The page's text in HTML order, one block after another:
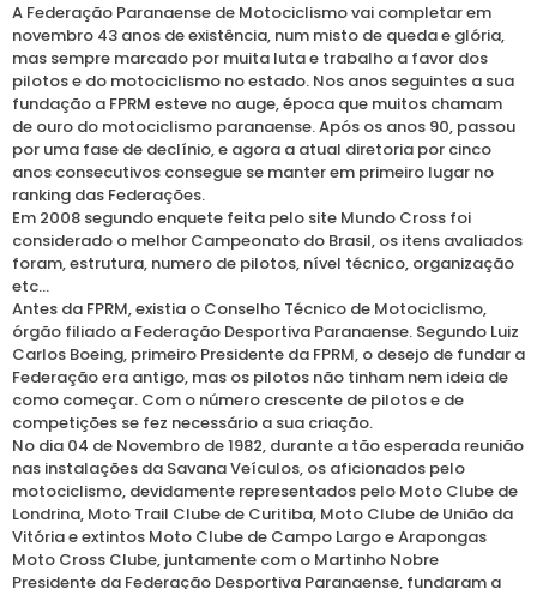
A Federação Paranaense de Motociclismo vai completar em
novembro 43 anos de existência, num misto de queda e glória,
mas sempre marcado por muita luta e trabalho a favor dos
pilotos e do motociclismo no estado. Nos anos seguintes a sua
fundação a FPRM esteve no auge, época que muitos chamam
de ouro do motociclismo paranaense. Após os anos 90, passou
por uma fase de declínio, e agora a atual diretoria por cinco
anos consecutivos consegue se manter em primeiro lugar no
ranking das Federações.
Em 2008 segundo enquete feita pelo site Mundo Cross foi
considerado o melhor Campeonato do Brasil, os itens avaliados
foram, estrutura, numero de pilotos, nível técnico, organização
etc…
Antes da FPRM, existia o Conselho Técnico de Motociclismo,
órgão filiado a Federação Desportiva Paranaense. Segundo Luiz
Carlos Boeing, primeiro Presidente da FPRM, o desejo de fundar a
Federação era antigo, mas os pilotos não tinham nem ideia de
como começar. Com o número crescente de pilotos e de
competições se fez necessário a sua criação.
No dia 04 de Novembro de 1982, durante a tão esperada reunião
nas instalações da Savana Veículos, os aficionados pelo
motociclismo, devidamente representados pelo Moto Clube de
Londrina, Moto Trail Clube de Curitiba, Moto Clube de União da
Vitória e extintos Moto Clube de Campo Largo e Arapongas
Moto Cross Clube, juntamente com o Martinho Nobre
Presidente da Federação Desportiva Paranaense, fundaram a